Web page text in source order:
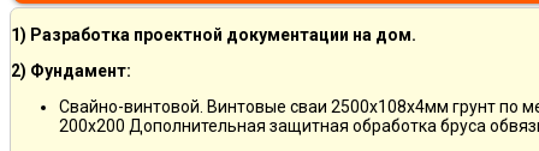
1) Разработка проектной документации на дом.
2) Фундамент:
Свайно-винтовой. Винтовые сваи 2500х108х4мм грунт по
200х200 Дополнительная защитная обработка бруса